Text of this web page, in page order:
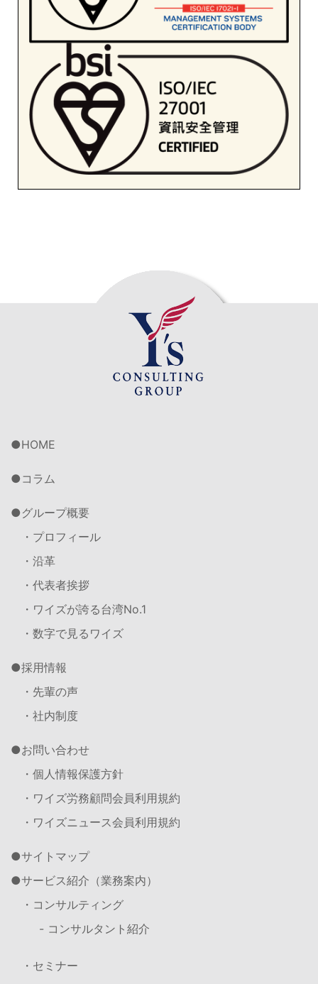
HOME
コラム
グループ概要
・プロフィール
・沿革
・代表者挨拶
・ワイズが誇る台湾No.1
・数字で見るワイズ
採用情報
・先輩の声
・社内制度
お問い合わせ
・個人情報保護方針
・ワイズ労務顧問会員利用規約
・ワイズニュース会員利用規約
サイトマップ
サービス紹介（業務案内）
・コンサルティング
- コンサルタント紹介
・セミナー